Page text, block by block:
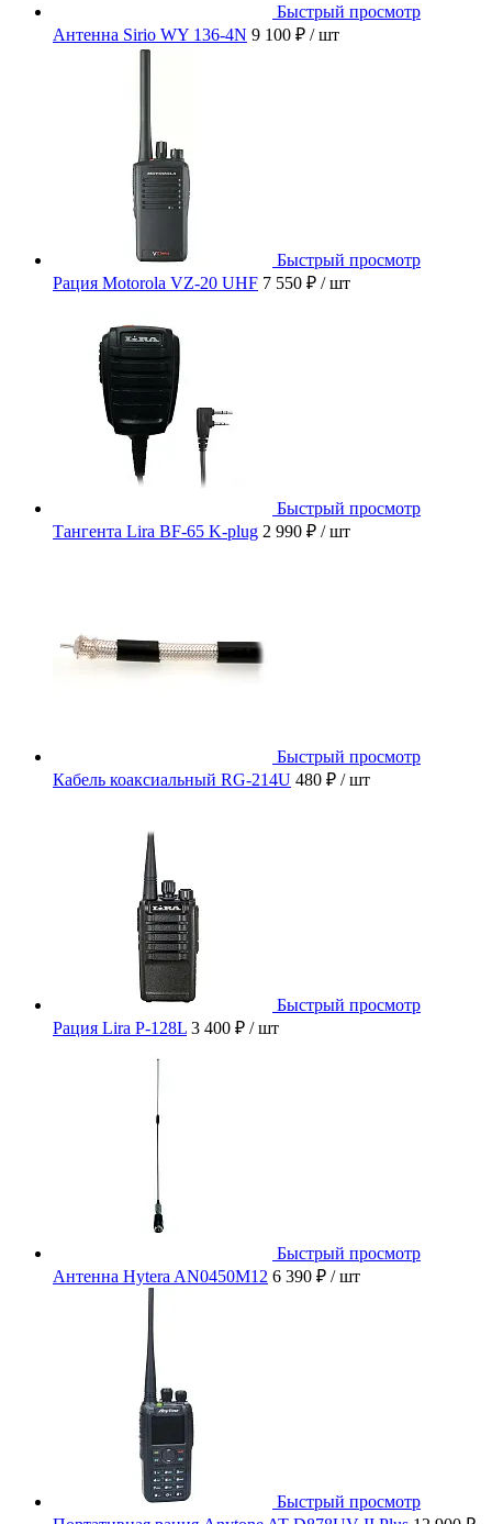
Быстрый просмотр
Антенна Sirio WY 136-4N 9 100 ₽ / шт
Быстрый просмотр
Рация Motorola VZ-20 UHF 7 550 ₽ / шт
Быстрый просмотр
Тангента Lira BF-65 K-plug 2 990 ₽ / шт
Быстрый просмотр
Кабель коаксиальный RG-214U 480 ₽ / шт
Быстрый просмотр
Рация Lira P-128L 3 400 ₽ / шт
Быстрый просмотр
Антенна Hytera AN0450M12 6 390 ₽ / шт
Быстрый просмотр